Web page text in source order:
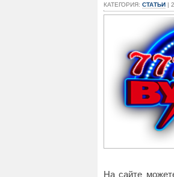
КАТЕГОРИЯ: СТАТЬИ |
На сайте